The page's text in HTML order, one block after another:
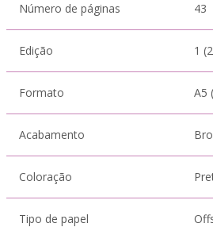
Número de páginas 43
Edição 1
Formato A5
Acabamento
Coloração
Tipo de papel